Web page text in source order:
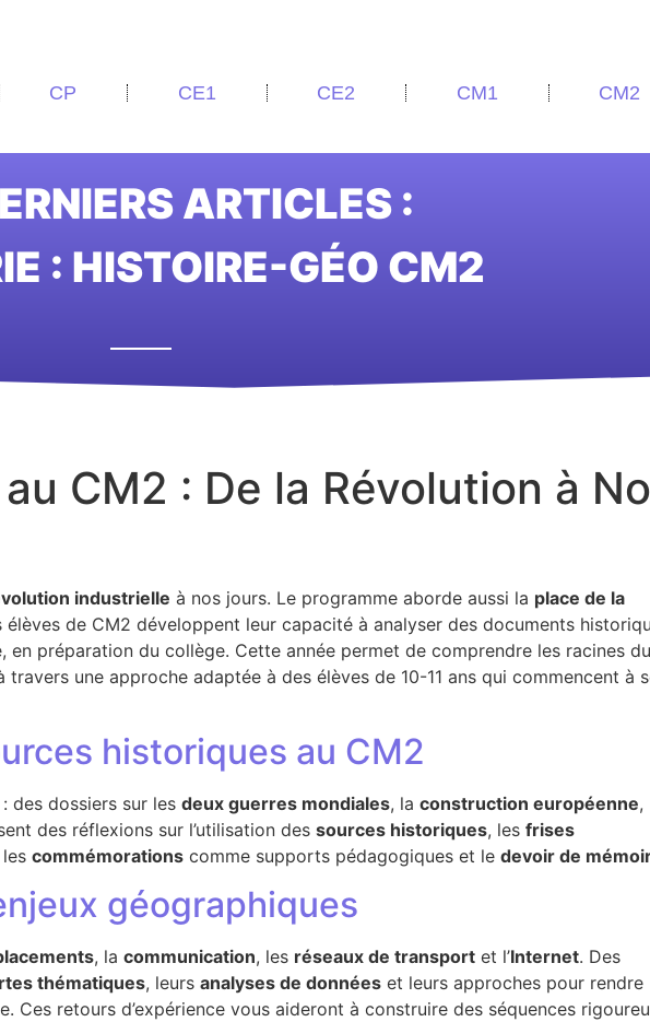
CP CE1 CE2 CM1 CM2
ARTICLES :
: HISTOIRE-GÉO CM2
CM2 : De la Révolution à
industrielle à nos jours. Le programme aborde aussi la place de la
de CM2 développent leur capacité à analyser des documents
préparation du collège. Cette année permet de comprendre les racines du
une approche adaptée à des élèves de 10-11 ans qui commencent à
historiques au CM2
: des dossiers sur les deux guerres mondiales, la construction européenne,
des réflexions sur l’utilisation des sources historiques, les frises
commémorations comme supports pédagogiques et le devoir de
géographiques
, la communication, les réseaux de transport et l’Internet. Des
thématiques, leurs analyses de données et leurs approches pour rendre
Ces retours d’expérience vous aideront à construire des séquences